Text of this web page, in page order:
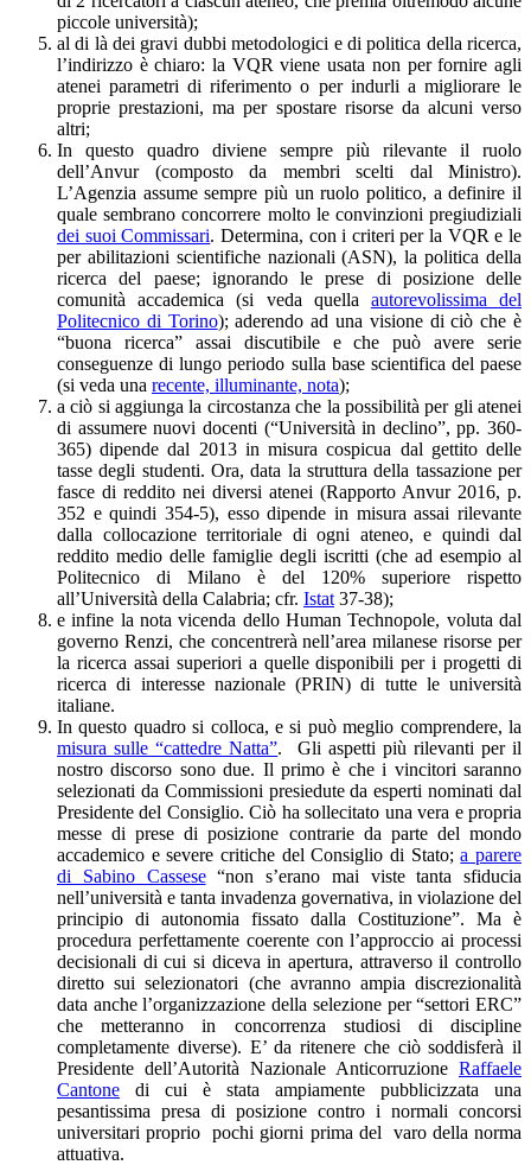
piccole università);
al di là dei gravi dubbi metodologici e di politica della ricerca,
l’indirizzo è chiaro: la VQR viene usata non per fornire agli
atenei parametri di riferimento o per indurli a migliorare le
proprie prestazioni, ma per spostare risorse da alcuni verso
altri;
In questo quadro diviene sempre più rilevante il ruolo
dell’Anvur (composto da membri scelti dal Ministro).
L’Agenzia assume sempre più un ruolo politico, a definire il
quale sembrano concorrere molto le convinzioni pregiudiziali
dei suoi Commissari. Determina, con i criteri per la VQR e le
per abilitazioni scientifiche nazionali (ASN), la politica della
ricerca del paese; ignorando le prese di posizione delle
comunità accademica (si veda quella autorevolissima del
Politecnico di Torino); aderendo ad una visione di ciò che è
“buona ricerca” assai discutibile e che può avere serie
conseguenze di lungo periodo sulla base scientifica del paese
(si veda una recente, illuminante, nota);
a ciò si aggiunga la circostanza che la possibilità per gli atenei
di assumere nuovi docenti (“Università in declino”, pp. 360-
365) dipende dal 2013 in misura cospicua dal gettito delle
tasse degli studenti. Ora, data la struttura della tassazione per
fasce di reddito nei diversi atenei (Rapporto Anvur 2016, p.
352 e quindi 354-5), esso dipende in misura assai rilevante
dalla collocazione territoriale di ogni ateneo, e quindi dal
reddito medio delle famiglie degli iscritti (che ad esempio al
Politecnico di Milano è del 120% superiore rispetto
all’Università della Calabria; cfr. Istat 37-38);
e infine la nota vicenda dello Human Technopole, voluta dal
governo Renzi, che concentrerà nell’area milanese risorse per
la ricerca assai superiori a quelle disponibili per i progetti di
ricerca di interesse nazionale (PRIN) di tutte le università
italiane.
In questo quadro si colloca, e si può meglio comprendere, la
misura sulle “cattedre Natta”. Gli aspetti più rilevanti per il
nostro discorso sono due. Il primo è che i vincitori saranno
selezionati da Commissioni presiedute da esperti nominati dal
Presidente del Consiglio. Ciò ha sollecitato una vera e propria
messe di prese di posizione contrarie da parte del mondo
accademico e severe critiche del Consiglio di Stato;a parere
di Sabino Cassese“non s’erano mai viste tanta sfiducia
nell’università e tanta invadenza governativa, in violazione del
principio di autonomia fissato dalla Costituzione”. Ma è
procedura perfettamente coerente con l’approccio ai processi
decisionali di cui si diceva in apertura, attraverso il controllo
diretto sui selezionatori (che avranno ampia discrezionalità
data anche l’organizzazione della selezione per “settori ERC”
che metteranno in concorrenza studiosi di discipline
completamente diverse). E’ da ritenere che ciò soddisferà il
Presidente dell’Autorità Nazionale Anticorruzione Raffaele
Cantone di cui è stata ampiamente pubblicizzata una
pesantissima presa di posizione contro i normali concorsi
universitari proprio pochi giorni prima del varo della norma
attuativa.